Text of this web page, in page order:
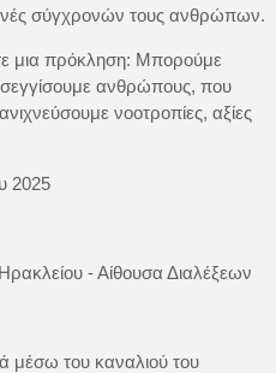
σύγχρονών τους ανθρώπων.
μια πρόκληση: Μπορούμε
ανθρώπους, που
νοοτροπίες, αξίες
2025
- Αίθουσα Διαλέξεων
μέσω του καναλιού του